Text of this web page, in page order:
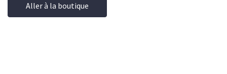
Aller à la boutique